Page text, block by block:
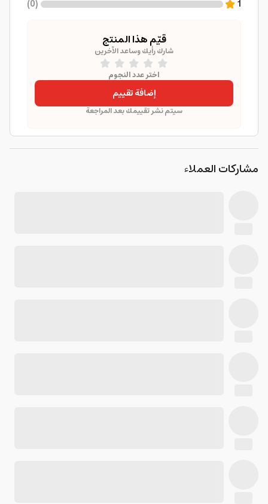
1
(
0
)
قيّم هذا المنتج
شارك رأيك وساعد الآخرين
اختر عدد النجوم
إضافة تقييم
سيتم نشر تقييمك بعد المراجعة
مشاركات العملاء